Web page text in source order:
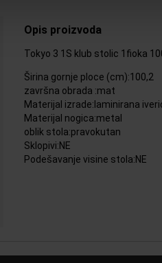
Opis proizvoda
Tokyo 3 1S klub stolic 1fioka
Širina gornje ploce (cm):100,2
završna obrada :mat
Materijal izrade:laminirana
Materijal nogica:metal
oblik stola:pravokutan
Sklopivi:NE
Podešavanje visine stola:NE